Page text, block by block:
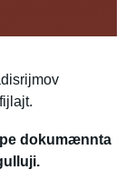
dokumænnta